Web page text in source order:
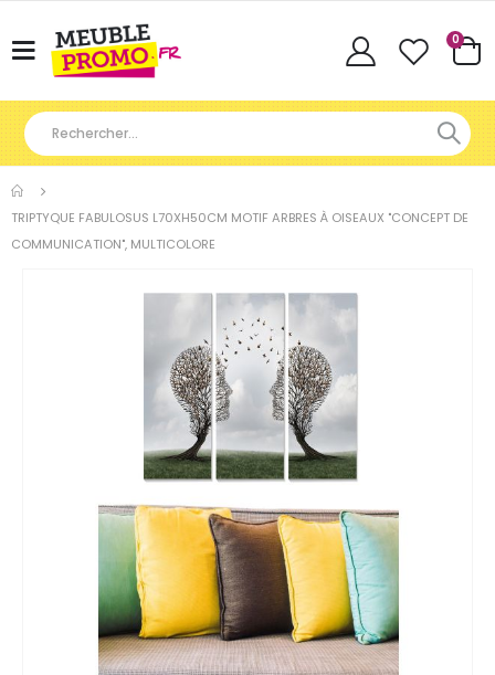
Basculer
Cart
0
TRIPTYQUE FABULOSUS L70XH50CM MOTIF ARBRES À OISEAUX "CONCEPT DE
COMMUNICATION", MULTICOLORE